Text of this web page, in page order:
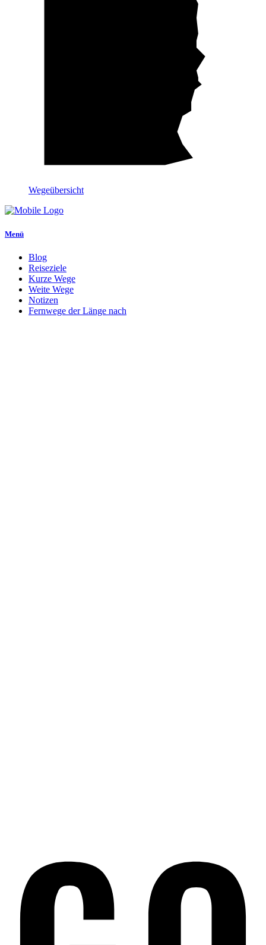
Wegeübersicht
Menü
Blog
Reiseziele
Kurze Wege
Weite Wege
Notizen
Fernwege der Länge nach